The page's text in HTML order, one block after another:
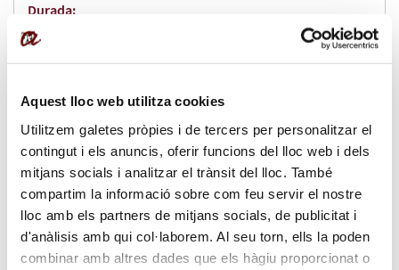
Aquest lloc web utilitza cookies
Utilitzem galetes pròpies i de tercers per personalitzar el
contingut i els anuncis, oferir funcions del lloc web i dels
mitjans socials i analitzar el trànsit del lloc. També
compartim la informació sobre com feu servir el nostre
lloc amb els partners de mitjans socials, de publicitat i
d'anàlisis amb qui col·laborem. Al seu torn, ells la poden
combinar amb altres dades que els hàgiu proporcionat o
Durada:
Impartició:
presencial
Dates:
del 14/04/2025 al 14/04/2025